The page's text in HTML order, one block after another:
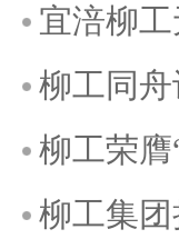
宜涪柳
柳工同
柳工荣
柳工集